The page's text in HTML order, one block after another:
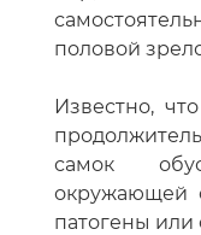
половой
Известно,
самок
окружающей
патогены или